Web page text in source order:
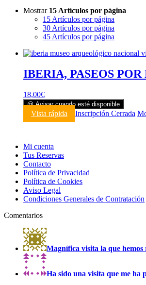
Mostrar 15 Artículos por página
15 Artículos por página
30 Artículos por página
45 Artículos por página
IBERIA, PASEOS
18,00€
@ Avisar cuando esté disponible
Vista rápida Inscripción Cerrada
Mi cuenta
Tus Reservas
Contacto
Política de Privacidad
Política de Cookies
Aviso Legal
Condiciones Generales de Contratación
Comentarios
Magnífica visita la que
Ha sido una visita que me ha